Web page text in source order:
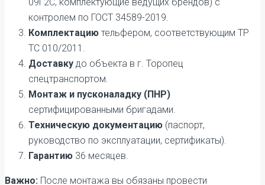
контролем по ГОСТ 34589-2019.
Комплектацию тельфером, соответствующим ТР
ТС 010/2011.
Доставку до объекта в г. Торопец
спецтранспортом.
Монтаж и пусконаладку (ПНР)
сертифицированными бригадами.
Техническую документацию (паспорт,
руководство по эксплуатации, сертификаты).
Гарантию 36 месяцев.
Важно: После монтажа вы обязаны провести